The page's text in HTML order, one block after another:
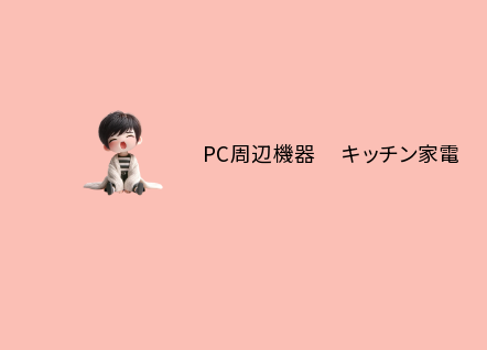
PC周辺機器 キッチン家電